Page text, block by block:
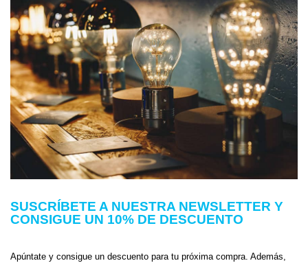
SUSCRÍBETE A NUESTRA NEWSLETTER Y
CONSIGUE UN 10% DE DESCUENTO
Apúntate y consigue un descuento para tu próxima compra. Además,